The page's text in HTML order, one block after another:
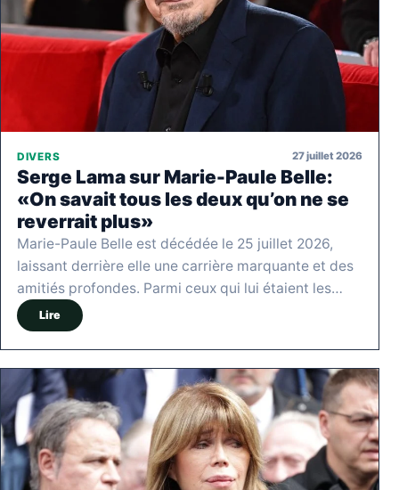
DIVERS 27 juillet 2026
Serge Lama sur Marie-Paule Belle:
«On savait tous les deux qu’on ne se
reverrait plus»
Marie-Paule Belle est décédée le 25 juillet 2026,
laissant derrière elle une carrière marquante et des
amitiés profondes. Parmi ceux qui lui étaient les…
Lire